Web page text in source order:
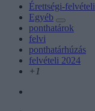
Érettségi-felvételi
Egyéb
ponthatárok
felvi
ponthatárhúzás
felvételi 2024
+1